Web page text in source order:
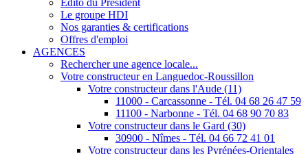
Édito du Président
Le groupe HDI
Nos garanties & certifications
Offres d'emploi
AGENCES
Rechercher une agence locale...
Votre constructeur en Languedoc-Roussillon
Votre constructeur dans l'Aude (11)
11000 - Carcassonne - Tél. 04 68 26 47 59
11100 - Narbonne - Tél. 04 68 90 70 83
Votre constructeur dans le Gard (30)
30900 - Nîmes - Tél. 04 66 72 41 01
Votre constructeur dans les Pyrénées-Orientales